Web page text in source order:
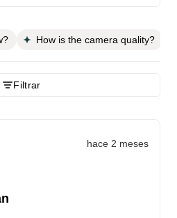
How is the camera quality?
Filtrar
hace 2 meses